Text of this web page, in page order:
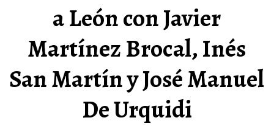
a León con Javier
Martínez Brocal, Inés
San Martín y José Manuel
De Urquidi